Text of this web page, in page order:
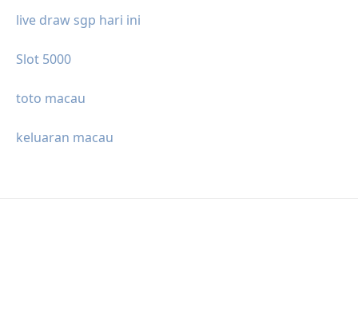
live draw sgp hari ini
Slot 5000
toto macau
keluaran macau